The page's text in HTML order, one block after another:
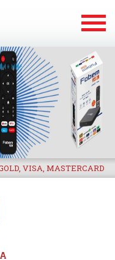
VISA, MASTERCARD